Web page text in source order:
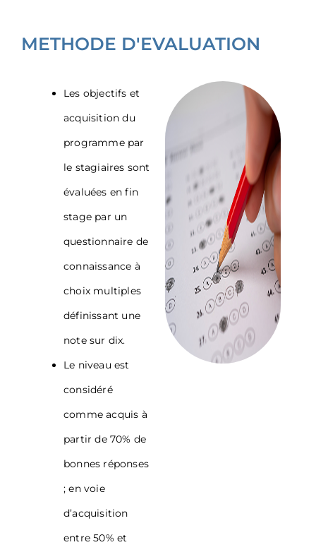
METHODE D'EVALUATION
Les objectifs et
acquisition du
programme par
le stagiaires sont
évaluées en fin
stage par un
questionnaire de
connaissance à
choix multiples
définissant une
note sur dix.
Le niveau est
considéré
comme acquis à
partir de 70% de
bonnes réponses
; en voie
d’acquisition
entre 50% et